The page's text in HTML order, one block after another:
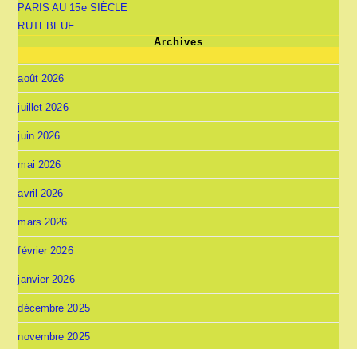
PARIS AU 15e SIÈCLE
RUTEBEUF
Archives
août 2026
juillet 2026
juin 2026
mai 2026
avril 2026
mars 2026
février 2026
janvier 2026
décembre 2025
novembre 2025